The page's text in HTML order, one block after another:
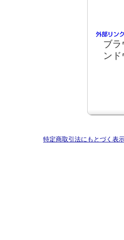
ブ
ンド
特定商取引法にもとづく表